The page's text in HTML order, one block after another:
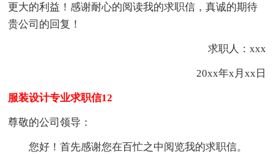
更大的利益！感谢耐心的阅读我的求职信，真诚的期待
贵公司的回复！
求职人：xxx
20xx年x月xx日
服装设计专业求职信12
尊敬的公司领导：
您好！首先感谢您在百忙之中阅览我的求职信。